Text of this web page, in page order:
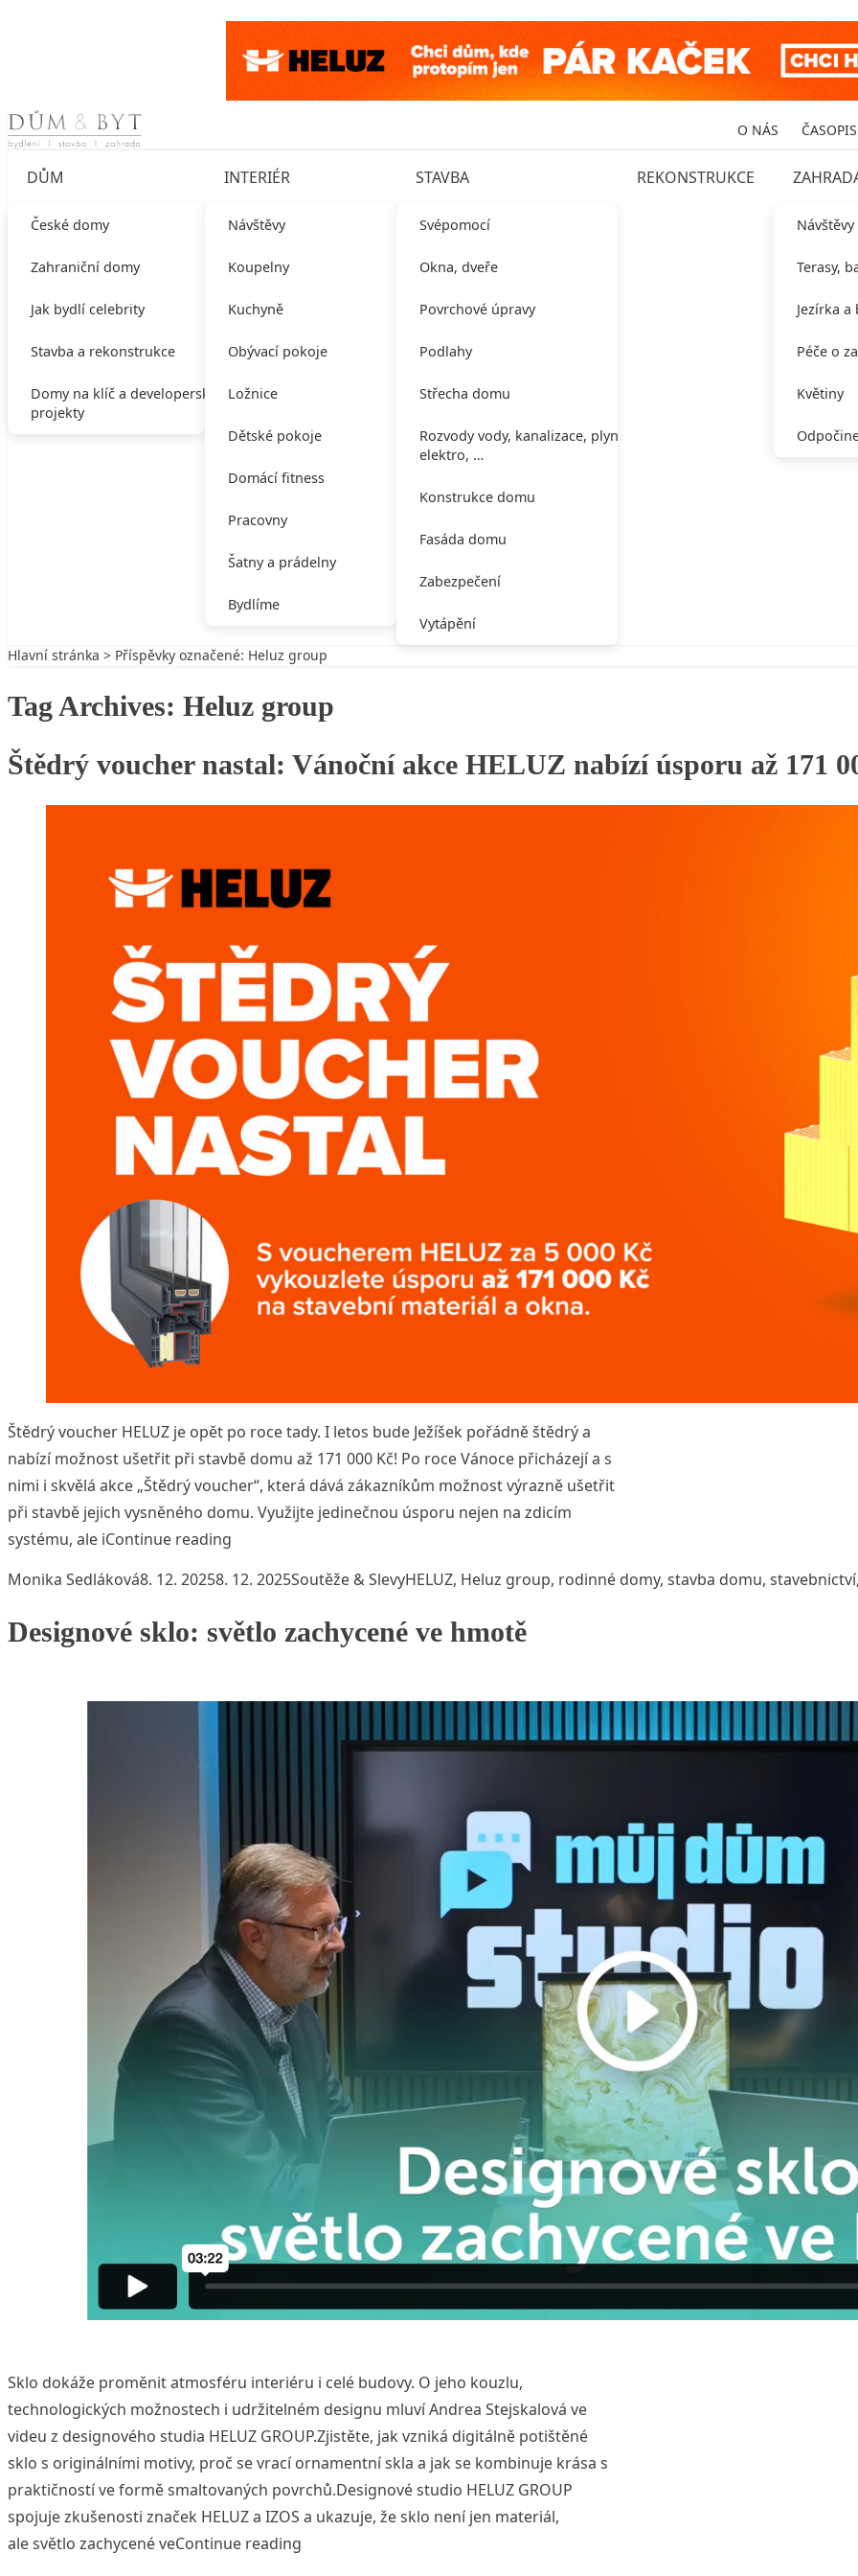
Skip to content O NÁS ČASOPIS
DŮM
České domy
Zahraniční domy
Jak bydlí celebrity
Stavba a rekonstrukce
Domy na klíč a developerské
projekty
INTERIÉR
Návštěvy
Koupelny
Kuchyně
Obývací pokoje
Ložnice
Dětské pokoje
Domácí fitness
Pracovny
Šatny a prádelny
Bydlíme
STAVBA
Svépomocí
Okna, dveře
Povrchové úpravy
Podlahy
Střecha domu
Rozvody vody, kanalizace, plynu,
elektro, …
Konstrukce domu
Fasáda domu
Zabezpečení
Vytápění
REKONSTRUKCE
Terasy,
Jezírka a
Péče o
Květiny
Hlavní stránka > Příspěvky označené: Heluz group
Tag Archives: Heluz group
Štědrý voucher nastal: Vánoční akce HELUZ nabízí úsporu až 171
Štědrý voucher HELUZ je opět po roce tady. I letos bude Ježíšek pořádně štědrý a
nabízí možnost ušetřit při stavbě domu až 171 000 Kč! Po roce Vánoce přicházejí a s
nimi i skvělá akce „Štědrý voucher“, která dává zákazníkům možnost výrazně ušetřit
při stavbě jejich vysněného domu. Využijte jedinečnou úsporu nejen na zdicím
systému, ale iContinue reading
Posted by
Monika Sedláková8. 12. 20258. 12. 2025Posted in
Soutěže & SlevyTags:
HELUZ, Heluz group, rodinné domy, stavba domu, stavebnictví,
Designové sklo: světlo zachycené ve hmotě
Sklo dokáže proměnit atmosféru interiéru i celé budovy. O jeho kouzlu,
technologických možnostech i udržitelném designu mluví Andrea Stejskalová ve
videu z designového studia HELUZ GROUP.Zjistěte, jak vzniká digitálně potištěné
sklo s originálními motivy, proč se vrací ornamentní skla a jak se kombinuje krása s
praktičností ve formě smaltovaných povrchů.Designové studio HELUZ GROUP
spojuje zkušenosti značek HELUZ a IZOS a ukazuje, že sklo není jen materiál,
ale světlo zachycené veContinue reading